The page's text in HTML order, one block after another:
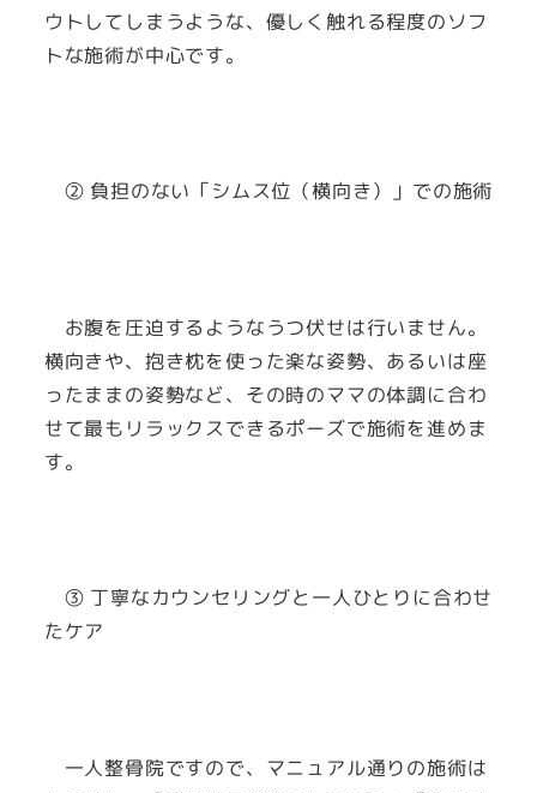
ウトしてしまうような、優しく触れる程度のソフ
トな施術が中心です。
② 負担のない「シムス位（横向き）」での施術
お腹を圧迫するようなうつ伏せは行いません。
横向きや、抱き枕を使った楽な姿勢、あるいは座
ったままの姿勢など、その時のママの体調に合わ
せて最もリラックスできるポーズで施術を進めま
す。
③ 丁寧なカウンセリングと一人ひとりに合わせ
たケア
一人整骨院ですので、マニュアル通りの施術は